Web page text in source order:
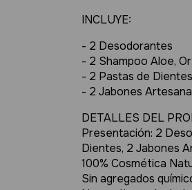
INCLUYE:
- 2 Desodorantes
- 2 Shampoo Aloe,
- 2 Pastas de Dientes
- 2 Jabones
DETALLES DEL
Presentación: 2
Dientes, 2 Jabones
100% Cosmética
Sin agregados